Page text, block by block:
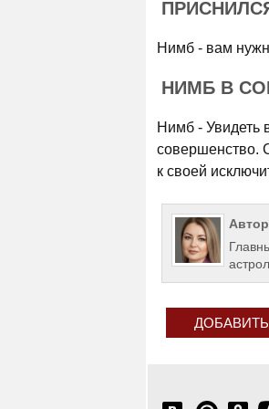
Нимб - вам
НИМБ В
Нимб - Увидеть
совершенство.
к своей